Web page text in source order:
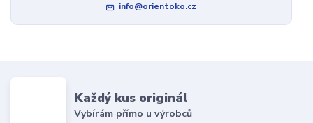
info@orientoko.cz
Každý kus originál
Vybírám přímo u výrobců